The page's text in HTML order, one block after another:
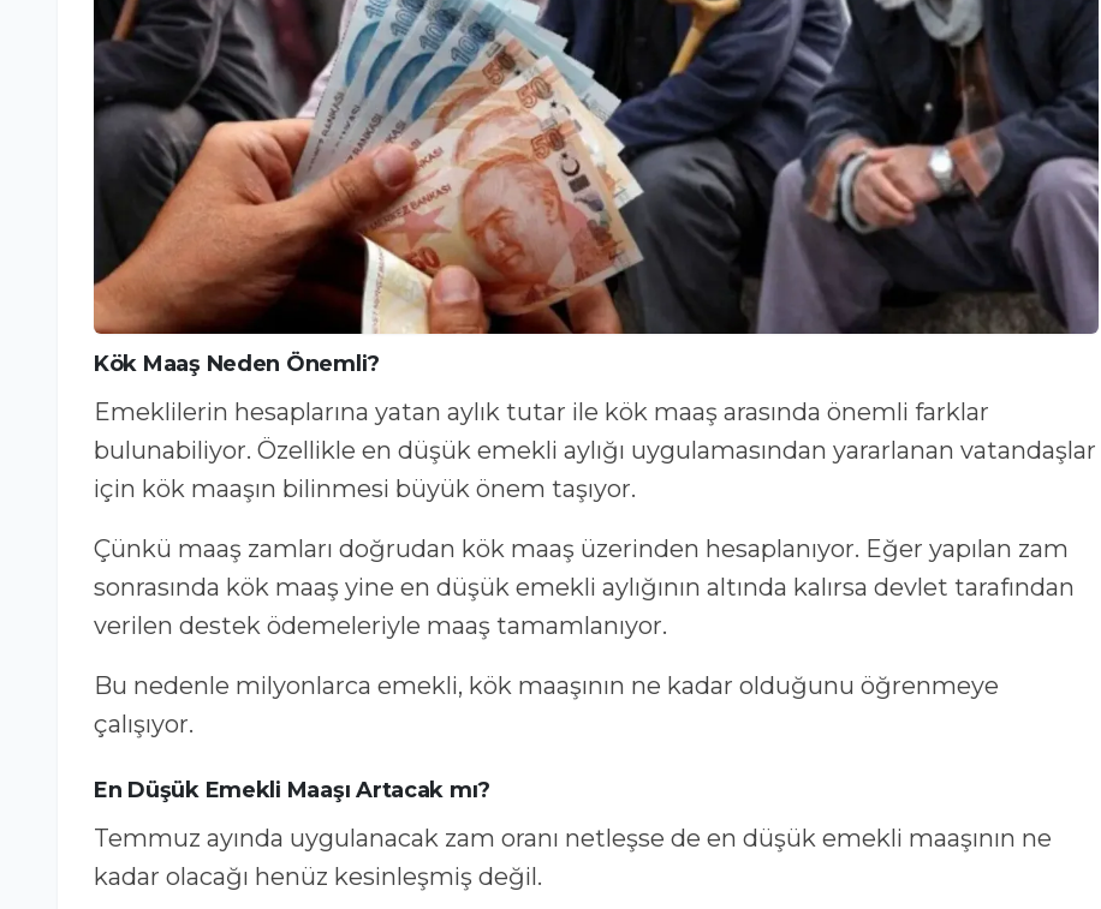
Kök Maaş Neden Önemli?
Emeklilerin hesaplarına yatan aylık tutar ile kök maaş arasında önemli farklar
bulunabiliyor. Özellikle en düşük emekli aylığı uygulamasından yararlanan vatandaşlar
için kök maaşın bilinmesi büyük önem taşıyor.
Çünkü maaş zamları doğrudan kök maaş üzerinden hesaplanıyor. Eğer yapılan zam
sonrasında kök maaş yine en düşük emekli aylığının altında kalırsa devlet tarafından
verilen destek ödemeleriyle maaş tamamlanıyor.
Bu nedenle milyonlarca emekli, kök maaşının ne kadar olduğunu öğrenmeye
çalışıyor.
En Düşük Emekli Maaşı Artacak mı?
Temmuz ayında uygulanacak zam oranı netleşse de en düşük emekli maaşının ne
kadar olacağı henüz kesinleşmiş değil.